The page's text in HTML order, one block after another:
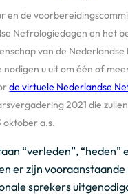
en de
Nefrologiedagen en het
van de
nodigen u uit om één of
de virtuele Nederlandse
2021 die
oktober a.s.
“verleden”, “heden”
er zijn
sprekers